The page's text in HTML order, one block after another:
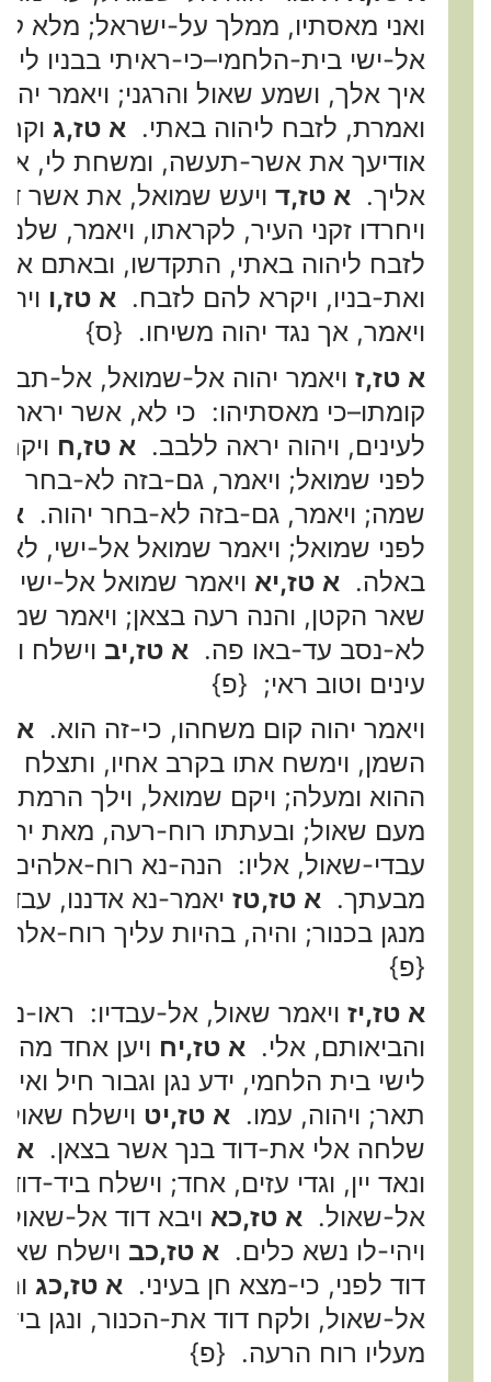
ואני מאסתיו, ממלך על-ישראל; מלא
אל-ישי בית-הלחמי–כי-ראיתי בבניו
איך אלך, ושמע שאול והרגני; ויאמר
ואמרת, לזבח ליהוה באתי.א טז,ג
אודיעך את אשר-תעשה, ומשחת לי,
אליך.א טז,ד ויעש שמואל, את אשר
ויחרדו זקני העיר, לקראתו, ויאמר,
לזבח ליהוה באתי, התקדשו, ובאתם
ואת-בניו, ויקרא להם לזבח.א טז,ו
ויאמר, אך נגד יהוה משיחו. {ס}
א טז,ז ויאמר יהוה אל-שמואל, אל-
קומתו–כי מאסתיהו: כי לא, אשר
לעינים, ויהוה יראה ללבב.א טז,ח
לפני שמואל; ויאמר, גם-בזה לא-בחר
שמה; ויאמר, גם-בזה לא-בחר יהוה.א
לפני שמואל; ויאמר שמואל אל-ישי,
באלה.א טז,יא ויאמר שמואל אל-ישי,
שאר הקטן, והנה רעה בצאן; ויאמר
לא-נסב עד-באו פה.א טז,יב וישלח
עינים וטוב ראי; {פ}
ויאמר יהוה קום משחהו, כי-זה הוא.א
השמן, וימשח אתו בקרב אחיו, ותצלח
ההוא ומעלה; ויקם שמואל, וילך
מעם שאול; ובעתתו רוח-רעה, מאת
עבדי-שאול, אליו: הנה-נא רוח-אלהים
מבעתך.א טז,טז יאמר-נא אדננו,
מנגן בכנור; והיה, בהיות עליך רוח-
{פ}
א טז,יז ויאמר שאול, אל-עבדיו: ראו-
והביאותם, אלי.א טז,יח ויען אחד
לישי בית הלחמי, ידע נגן וגבור חיל
תאר; ויהוה, עמו.א טז,יט וישלח
שלחה אלי את-דוד בנך אשר בצאן.א
ונאד יין, וגדי עזים, אחד; וישלח ביד-דוד
אל-שאול.א טז,כא ויבא דוד אל-
ויהי-לו נשא כלים.א טז,כב וישלח
דוד לפני, כי-מצא חן בעיני.א טז,כג
אל-שאול, ולקח דוד את-הכנור, ונגן
מעליו רוח הרעה. {פ}